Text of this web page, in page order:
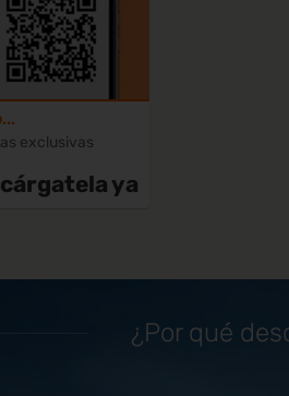
exclusivas
ya
¿Por qué